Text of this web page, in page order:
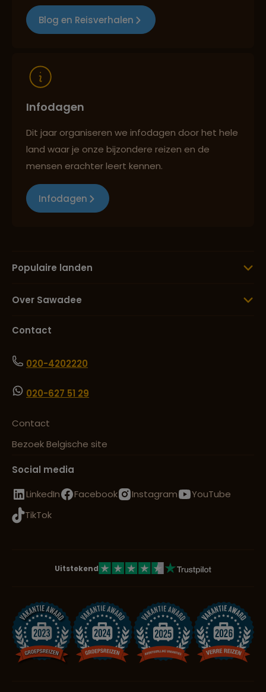
Reizen met oog voor mens, cultuur en milieu
Blog en Reisverhalen
Infodagen
Dit jaar organiseren we infodagen door het hele
land waar je onze bijzondere reizen en de
mensen erachter leert kennen.
Infodagen
Populaire landen
Over Sawadee
Contact
020-4202220
020-627 51 29
Contact
Bezoek Belgische site
Social media
LinkedIn
Facebook Instagram
YouTube
TikTok
Uitstekend